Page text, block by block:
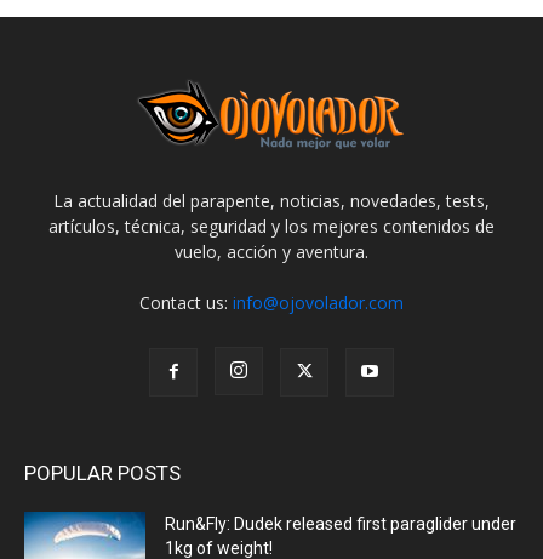
La actualidad del parapente, noticias, novedades, tests,
artículos, técnica, seguridad y los mejores contenidos de
vuelo, acción y aventura.
Contact us: info@ojovolador.com
POPULAR POSTS
Run&Fly: Dudek released first paraglider under
1kg of weight!